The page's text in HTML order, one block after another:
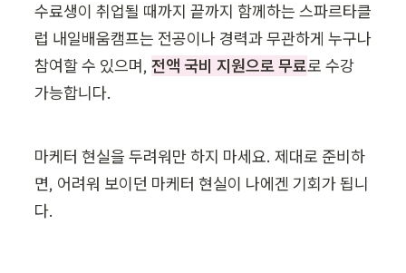
수료생이 취업될 때까지 끝까지 함께하는 스파르타클
럽 내일배움캠프는 전공이나 경력과 무관하게 누구나
참여할 수 있으며, 전액 국비 지원으로 무료로 수강
가능합니다.
마케터 현실을 두려워만 하지 마세요. 제대로 준비하
면, 어려워 보이던 마케터 현실이 나에겐 기회가 됩니
다.